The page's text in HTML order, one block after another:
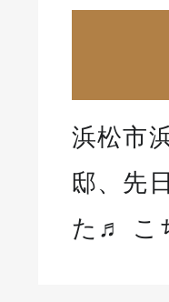
浜松市
邸、先
た♬ こ